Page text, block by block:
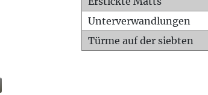
Unterverwandlungen
Türme auf der siebten